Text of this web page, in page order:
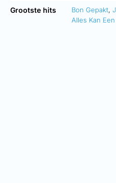
Grootste hits Bon Gepakt,
Alles Kan